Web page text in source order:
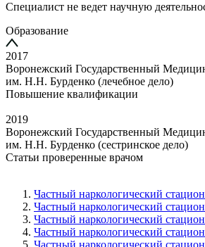
Специалист не ведет научную
Образование
2017
Воронежский Государственный
им. Н.Н. Бурденко (лечебное дело)
Повышение квалификации
2019
Воронежский Государственный
им. Н.Н. Бурденко (сестринское дело)
Статьи проверенные врачом
Частный наркологический
Частный наркологический
Частный наркологический
Частный наркологический